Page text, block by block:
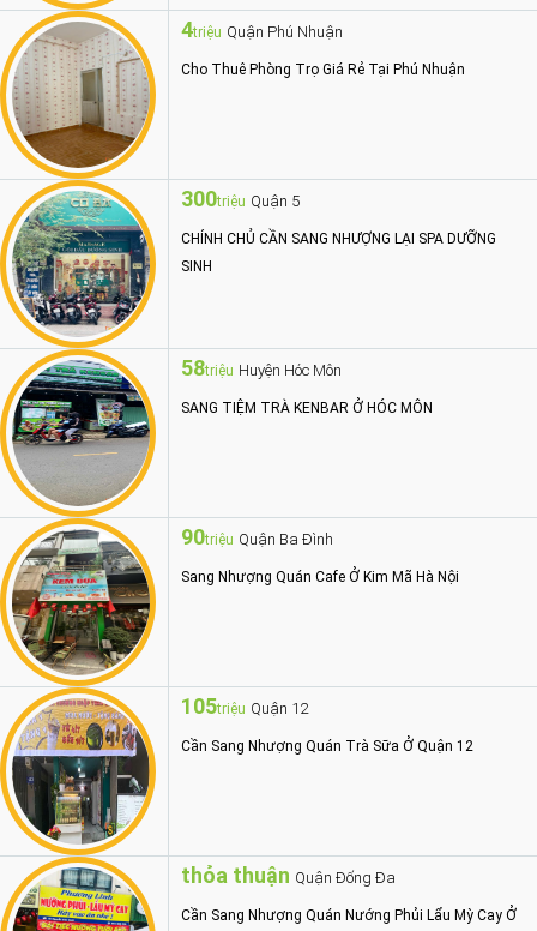
4triệu Quận Phú Nhuận
Cho Thuê Phòng Trọ Giá Rẻ Tại Phú Nhuận
300triệu Quận 5
CHÍNH CHỦ CẦN SANG NHƯỢNG LẠI SPA DƯỠNG
SINH
58triệu Huyện Hóc Môn
SANG TIỆM TRÀ KENBAR Ở HÓC MÔN
90triệu Quận Ba Đình
Sang Nhượng Quán Cafe Ở Kim Mã Hà Nội
105triệu Quận 12
Cần Sang Nhượng Quán Trà Sữa Ở Quận 12
thỏa thuận Quận Đống Đa
Cần Sang Nhượng Quán Nướng Phủi Lẩu Mỳ Cay Ở